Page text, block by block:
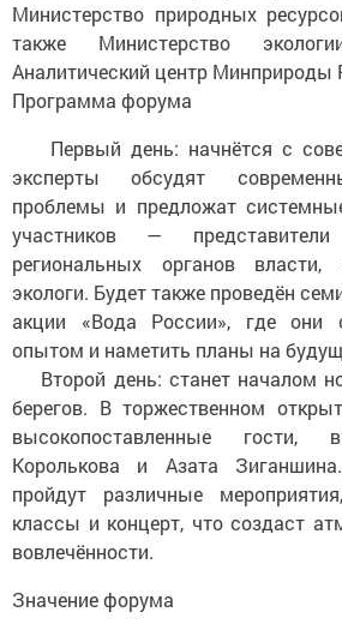
Министерство природных
также Министерство
Аналитический центр Минприроды
Программа форума
Первый день: начнётся с
эксперты обсудят
проблемы и предложат
участников —
региональных органов
экологи. Будет также проведён
акции «Вода России», где они
опытом и наметить планы на
Второй день: станет началом
берегов. В торжественном
высокопоставленные гости,
Королькова и Азата
пройдут различные
классы и концерт, что создаст
вовлечённости.
Значение форума